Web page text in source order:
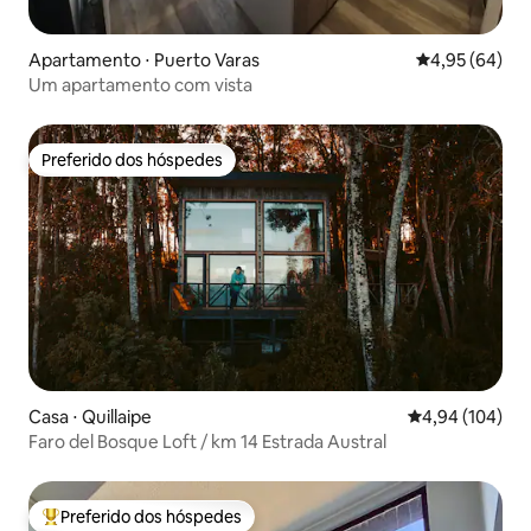
Apartamento ⋅ Puerto Varas 4,95 de uma
4,95 (64)
Um apartamento com vista
Preferido dos hóspedes
Preferido dos hóspedes
Casa ⋅ Quillaipe 4,94 de uma
4,94 (104)
Faro del Bosque Loft / km 14 Estrada Austral
Entre os melhores preferidos dos hóspedes
Preferido dos hóspedes